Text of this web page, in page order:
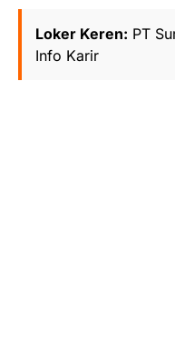
Loker Keren: PT
Info Karir